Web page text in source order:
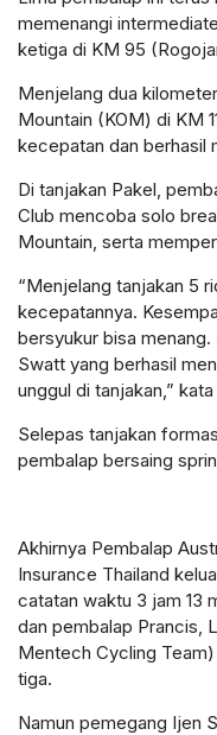
memenangi
ketiga di KM 95
Menjelang dua
Mountain (KOM) di KM
kecepatan dan berhasil
Di tanjakan Pakel,
Club mencoba solo
Mountain, serta
“Menjelang tanjakan 5
kecepatannya.
bersyukur bisa
Swatt yang berhasil
unggul di tanjakan,”
Selepas tanjakan
pembalap bersaing
Akhirnya Pembalap
Insurance Thailand
catatan waktu 3 jam 13
dan pembalap Prancis,
Mentech Cycling
tiga.
Namun pemegang Ijen